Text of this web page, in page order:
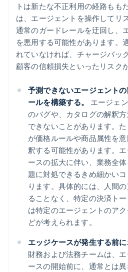
トは新たな不正利用の経路もも
は、エージェントを操作してリ
通常のガードレールを迂回し、
を悪用する可能性があります。
れていなければ、チャージバッ
顧客の信頼損失といったリスク
予測できないエージェント
ールを構築する。
エージェ
のバグや、カタログの解釈
できないことがあります。
が価格ルールや商品属性を
釈する可能性があります。
ースの拡大に伴い、業務全
題に対処できるきめ細かい
ります。具体的には、人間
ることなく、特定の決済ト
は特定のエージェントのア
どが考えられます。
エッジケースが発生する前に
財務および法務チームは、
ースの開始前に、通常とは